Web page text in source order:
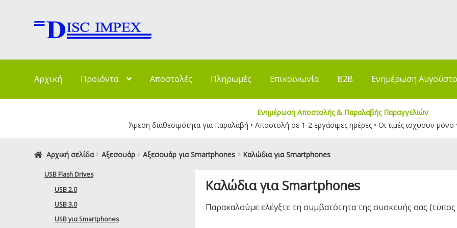
Απευθείας
μετάβαση
Μετάβαση
Αρχική Προϊόντα Αποστολές Πληρωμές Επικοινωνία B2B Ενημέρωση
Ενημέρωση Αποστολής & Παραλαβής Παραγγελιών
Άμεση διαθεσιμότητα για παραλαβή • Αποστολή σε 1-2 εργάσιμες ημέρες • Οι τιμές ισχύουν μόνο
Αρχική σελίδα Αξεσουάρ Αξεσουάρ για Smartphones Καλώδια για Smartphones
Καλώδια για Smartphones
Παρακαλούμε ελέγξτε τη συμβατότητα της συσκευής σας
USB Flash Drives
USB 2.0
USB 3.0
USB για Smartphones